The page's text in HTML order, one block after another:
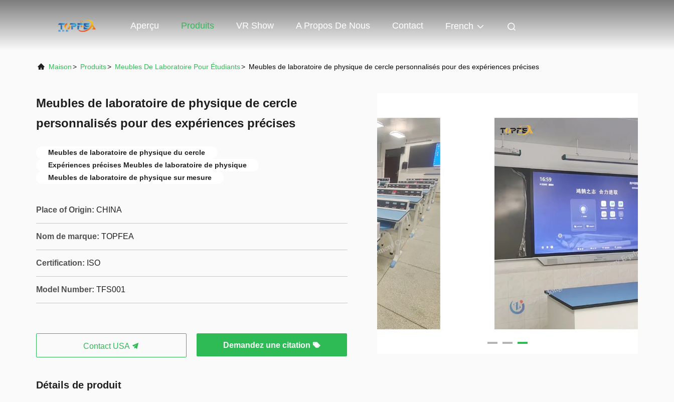
Aperçu Produits VR Show A Propos De Nous Contact French
Maison> Produits> Meubles De Laboratoire Pour Étudiants> Meubles de laboratoire de physique de cercle personnalisés pour des expériences précises
Meubles de laboratoire de physique de cercle
personnalisés pour des expériences précises
Meubles de laboratoire de physique du cercle
Expériences précises Meubles de laboratoire de physique
Meubles de laboratoire de physique sur mesure
Place of Origin: CHINA
Nom de marque: TOPFEA
Certification: ISO
Model Number: TFS001
Contact USA Demandez une citation
Détails de produit